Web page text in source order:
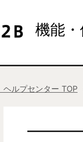
機能
ヘルプセンター TOP